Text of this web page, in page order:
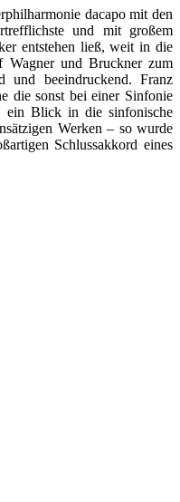
dacapo mit den
und mit großem
entstehen ließ, weit in die
Wagner und Bruckner zum
und beeindruckend. Franz
die sonst bei einer Sinfonie
ein Blick in die sinfonische
Werken – so wurde
Schlussakkord eines